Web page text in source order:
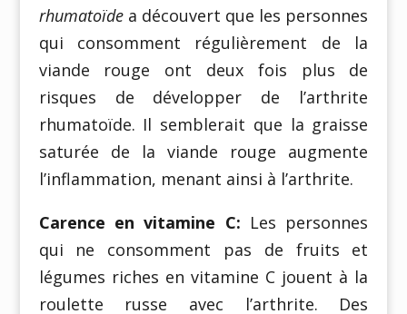
rhumatoïdea découvert que les personnes
qui consomment régulièrement de la
viande rouge ont deux fois plus de
risques de développer de l’arthrite
rhumatoïde. Il semblerait que la graisse
saturée de la viande rouge augmente
l’inflammation, menant ainsi à l’arthrite.
Carence en vitamine C: Les personnes
qui ne consomment pas de fruits et
légumes riches en vitamine C jouent à la
roulette russe avec l’arthrite. Des